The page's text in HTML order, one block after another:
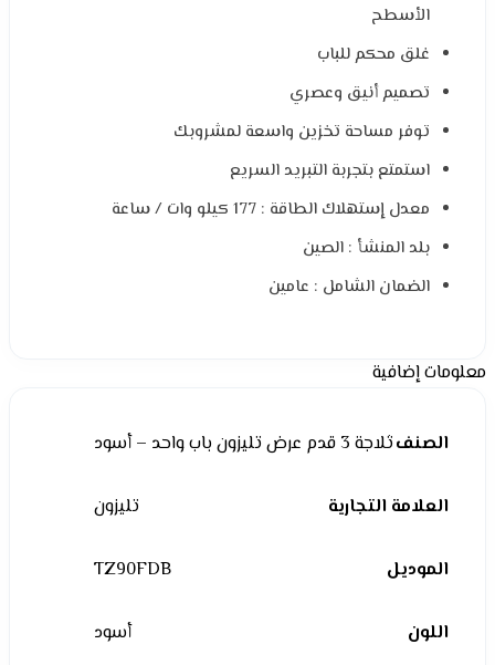
الأسطح
غلق محكم للباب
تصميم أنيق وعصري
توفر مساحة تخزين واسعة لمشروبك
استمتع بتجربة التبريد السريع
معدل إستهلاك الطاقة : 177 كيلو وات / ساعة
بلد المنشأ : الصين
الضمان الشامل : عامين
معلومات إضافية
الصنفثلاجة 3 قدم عرض تليزون باب واحد – أسود
العلامة التجارية تليزون
الموديل TZ90FDB
اللون أسود